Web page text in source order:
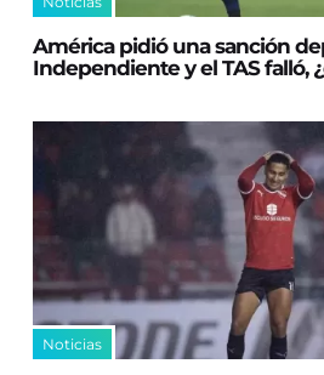
América pidió una sanción
Independiente y el TAS falló,
Noticias